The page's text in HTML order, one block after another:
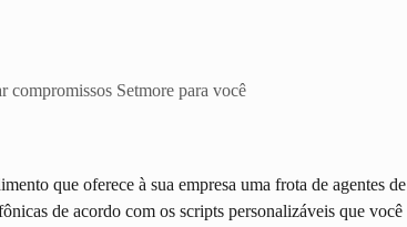
compromissos Setmore para você
que oferece à sua empresa uma frota de agentes de
de acordo com os scripts personalizáveis ​​que você